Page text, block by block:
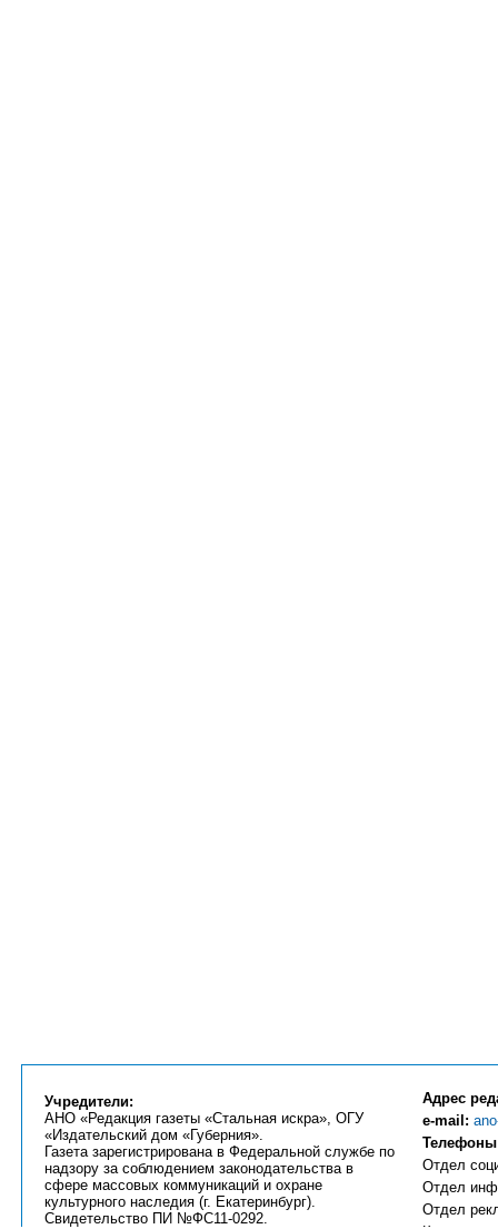
Учредители:
АНО «Редакция газеты «Стальная искра», ОГУ
«Издательский дом «Губерния».
Газета зарегистрирована в Федеральной службе по
надзору за соблюдением законодательства в
сфере массовых коммуникаций и охране
культурного наследия (г. Екатеринбург).
Свидетельство ПИ №ФС11-0292.
Адрес
e-mail:
Отдел
Отдел
Отдел